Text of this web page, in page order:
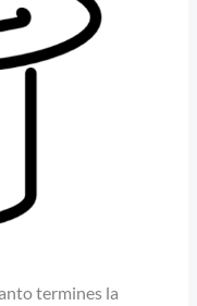
termines la